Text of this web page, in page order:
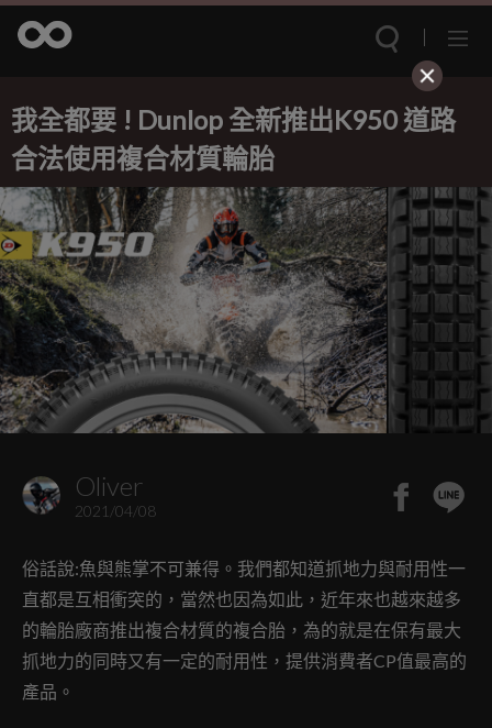
我全都要 ! Dunlop 全新推出K950 道路
合法使用複合材質輪胎
Oliver
2021/04/08
俗話說:魚與熊掌不可兼得。我們都知道抓地力與耐用性一
直都是互相衝突的，當然也因為如此，近年來也越來越多
的輪胎廠商推出複合材質的複合胎，為的就是在保有最大
抓地力的同時又有一定的耐用性，提供消費者CP值最高的
產品。